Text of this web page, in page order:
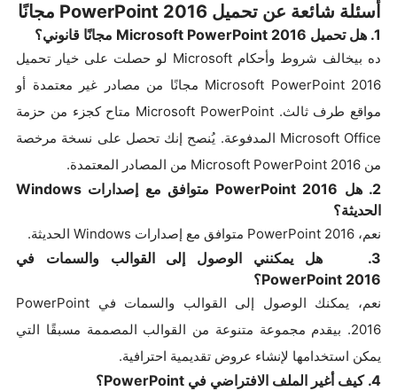
أسئلة شائعة عن تحميل PowerPoint 2016 مجانًا
1. هل تحميل Microsoft PowerPoint 2016 مجانًا قانوني؟
ده بيخالف شروط وأحكام Microsoft لو حصلت على خيار تحميل
Microsoft PowerPoint 2016 مجانًا من مصادر غير معتمدة أو
مواقع طرف ثالث. Microsoft PowerPoint متاح كجزء من حزمة
Microsoft Office المدفوعة. يُنصح إنك تحصل على نسخة مرخصة
من Microsoft PowerPoint 2016 من المصادر المعتمدة.
2. هل PowerPoint 2016 متوافق مع إصدارات Windows
الحديثة؟
نعم، PowerPoint 2016 متوافق مع إصدارات Windows الحديثة.
3. هل يمكنني الوصول إلى القوالب والسمات في
PowerPoint 2016؟
نعم، يمكنك الوصول إلى القوالب والسمات في PowerPoint
2016. بيقدم مجموعة متنوعة من القوالب المصممة مسبقًا التي
يمكن استخدامها لإنشاء عروض تقديمية احترافية.
4. كيف أغير الملف الافتراضي في PowerPoint؟